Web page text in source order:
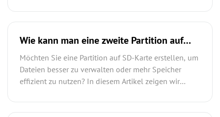
zwei bewährte Methoden kennen, inkl. Profi-Tool und
Wie kann man eine zweite Partition auf
SD-Karte erstellen? 3 sichere Lösungen
Möchten Sie eine Partition auf SD-Karte erstellen, um
Dateien besser zu verwalten oder mehr Speicher
effizient zu nutzen? In diesem Artikel zeigen wir
Windows 11/10 sicher eine zweite Partition auf SD-